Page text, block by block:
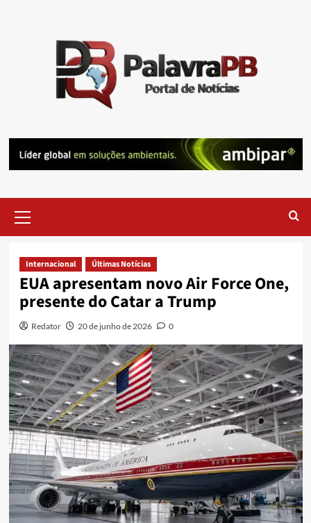
Menu
Internacional Últimas Notícias
EUA apresentam novo Air Force One,
presente do Catar a Trump
Redator 20 de junho de 2026 0